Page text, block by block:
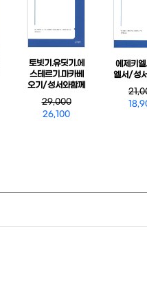
토빗기.유딧기.에
스테르기.마카베
오기/ 성서와함께
29,000
26,100
에제키엘
엘서/ 성